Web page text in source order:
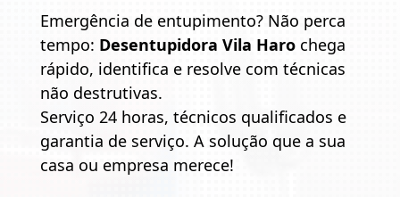
Emergência de entupimento? Não perca
tempo: Desentupidora Vila Harochega
rápido, identifica e resolve com técnicas
não destrutivas.
Serviço 24 horas, técnicos qualificados e
garantia de serviço. A solução que a sua
casa ou empresa merece!